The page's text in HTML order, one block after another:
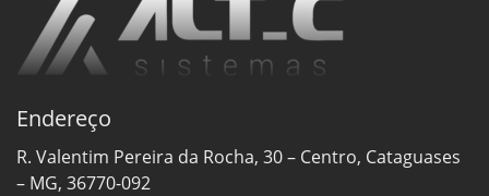
Endereço
R. Valentim Pereira da Rocha, 30 – Centro, Cataguases
– MG, 36770-092